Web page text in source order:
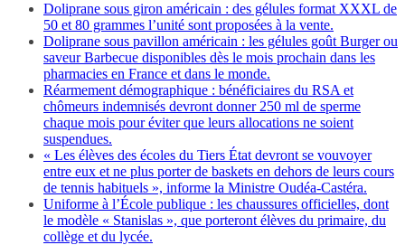
Doliprane sous giron américain : des gélules format XXXL de
50 et 80 grammes l’unité sont proposées à la vente.
Doliprane sous pavillon américain : les gélules goût Burger ou
saveur Barbecue disponibles dès le mois prochain dans les
pharmacies en France et dans le monde.
Réarmement démographique : bénéficiaires du RSA et
chômeurs indemnisés devront donner 250 ml de sperme
chaque mois pour éviter que leurs allocations ne soient
suspendues.
« Les élèves des écoles du Tiers État devront se vouvoyer
entre eux et ne plus porter de baskets en dehors de leurs cours
de tennis habituels », informe la Ministre Oudéa-Castéra.
Uniforme à l’École publique : les chaussures officielles, dont
le modèle « Stanislas », que porteront élèves du primaire, du
collège et du lycée.